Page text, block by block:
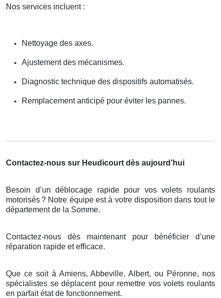
Nos services incluent :
Nettoyage des axes.
Ajustement des mécanismes.
Diagnostic technique des dispositifs automatisés.
Remplacement anticipé pour éviter les pannes.
Contactez-nous sur Heudicourt dès aujourd’hui
Besoin d’un déblocage rapide pour vos volets roulants
motorisés? Notre équipe està votre disposition dans tout le
département de la Somme.
Contactez-nous dès maintenant pour bénéficier d’une
réparation rapide et efficace.
Que ce soit à Amiens, Abbeville, Albert, ou Péronne, nos
spécialistes se déplacent pour remettre vos volets roulants
en parfait état de fonctionnement.